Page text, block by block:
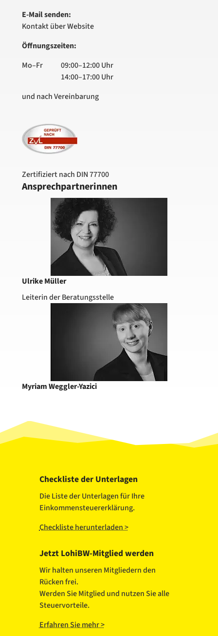
E-Mail senden:
Kontakt über Website
Öffnungszeiten:
Mo–Fr
09:00–12:00 Uhr
14:00–17:00 Uhr
und nach Vereinbarung
Zertifiziert nach DIN 77700
Ansprechpartnerinnen
Ulrike Müller
Leiterin der Beratungsstelle
Myriam Weggler-Yazici
Checkliste der Unterlagen
Die Liste der Unterlagen für Ihre
Einkommensteuererklärung.
Checkliste herunterladen >
Jetzt LohiBW-Mitglied werden
Wir halten unseren Mitgliedern den
Rücken frei.
Werden Sie Mitglied und nutzen Sie alle
Steuervorteile.
Erfahren Sie mehr >